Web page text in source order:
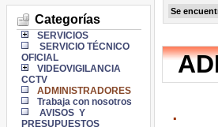
Categorías
SERVICIOS
SERVICIO TÉCNICO
OFICIAL
VIDEOVIGILANCIA
CCTV
ADMINISTRADORES
Trabaja con nosotros
AVISOS Y
PRESUPUESTOS
Se
.